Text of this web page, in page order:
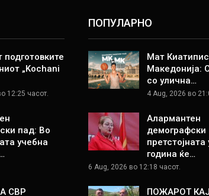
подготовките
„Kochani
12:25 часот.
пад: Во
учебна
СВР
ПОПУЛАРНО
Мат
Македонија:
со улична…
4 Aug, 2026 во
Алармантен
демографски
претстојната
година ќе…
6 Aug, 2026 во 12:18 часот.
ПОЖАРОТ